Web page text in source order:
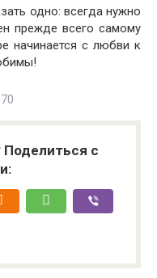
одно: всегда нужно
прежде всего самому
начинается с любви к
Поделиться с